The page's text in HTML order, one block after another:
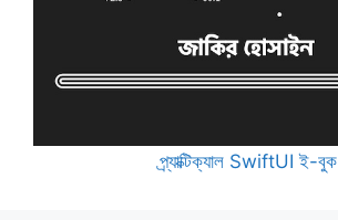
প্র্যাক্টিক্যাল SwiftUI ই-বুক